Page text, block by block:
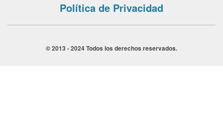
Política de Privacidad
© 2013 - 2024 Todos los derechos reservados.